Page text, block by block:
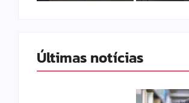
Últimas notícias